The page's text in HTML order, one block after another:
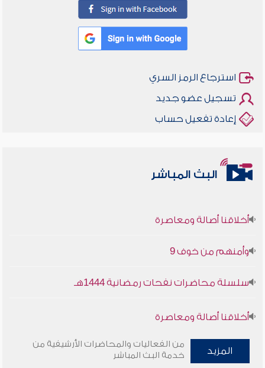
استرجاع الرمز السري
تسجيل عضو جديد
إعادة تفعيل حساب
البث المباشر
أخلاقنا أصالة ومعاصرة
وأمنهم من خوف 9
أخلاقنا أصالة ومعاصرة
وأمنهم من خوف 9
المزيد
من الفعاليات والمحاضرات الأرشيفية من
خدمة البث المباشر